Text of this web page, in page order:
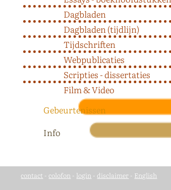
Dagbladen
Dagbladen (tijdlijn)
Tijdschriften
Webpublicaties
Scripties - dissertaties
Film & Video
Gebeurtenissen
Info
contact - colofon - login - disclaimer - English